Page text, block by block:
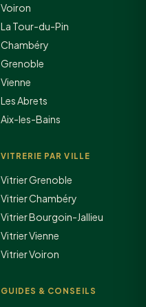
Voiron
La Tour-du-Pin
Chambéry
Grenoble
Vienne
Les Abrets
Aix-les-Bains
VITRERIE PAR VILLE
Vitrier Grenoble
Vitrier Chambéry
Vitrier Bourgoin-Jallieu
Vitrier Vienne
Vitrier Voiron
GUIDES & CONSEILS